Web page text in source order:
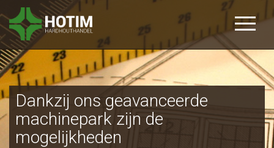
Dankzij ons geavanceerde
machinepark zijn de
mogelijkheden